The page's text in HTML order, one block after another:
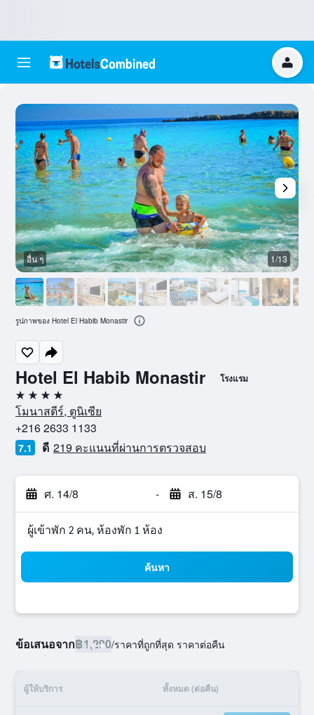
Hotel El Habib Monastir โรงแรม
4 ดาว
โมนาสตีร์, ตูนิเซีย
+216 2633 1133
7.1 ดี 219 คะแนนที่ผ่านการตรวจสอบ
ศ. 14/8 - ส. 15/8
ผู้เข้าพัก 2 คน, ห้องพัก 1 ห้อง
ค้นหา
ข้อเสนอจาก฿1,290/ราคาที่ถูกที่สุด ราคาต่อคืน
ผู้ให้บริการ ทั้งหมด (ต่อคืน)
อื่น ๆ 1/13
รูปภาพของ Hotel El Habib Monastir